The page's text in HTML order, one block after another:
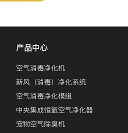
产品中心
空气消毒净化机
新风（消毒）净化系统
空气消毒净化模组
中央集成恒氧空气净化器
宠物空气除臭机